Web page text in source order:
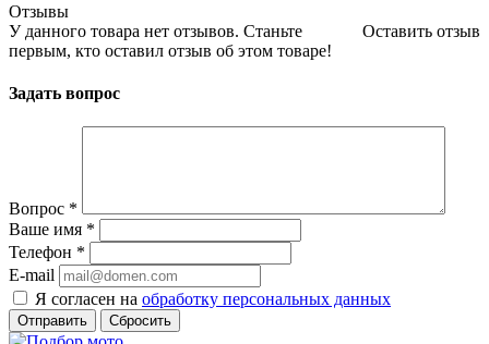
Отзывы
Оставить отзыв
У данного товара нет отзывов. Станьте
первым, кто оставил отзыв об этом товаре!
Задать вопрос
Вопрос *
Ваше имя *
Телефон *
E-mail
Я согласен на обработку персональных данных
Сбросить